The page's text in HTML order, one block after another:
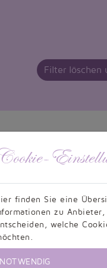
Filter löschen
finden Sie eine
zu
welche
NOTWENDIG